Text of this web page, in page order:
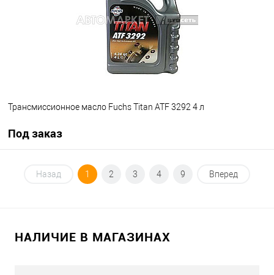
Трансмиссионное масло Fuchs Titan ATF 3292 4 л
Под заказ
Под заказ
Назад 1 2 3 4 9 Вперед
НАЛИЧИЕ В МАГАЗИНАХ